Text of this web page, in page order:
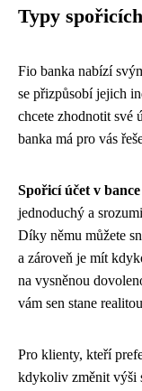
Typy
Fio banka nabízí
se přizpůsobí jejich
chcete zhodnotit své
banka má pro vás
Spořicí účet v
jednoduchý a
Díky němu můžete
a zároveň je mít
na vysněnou
vám sen stane
Pro klienty, kteří
kdykoliv změnit výši